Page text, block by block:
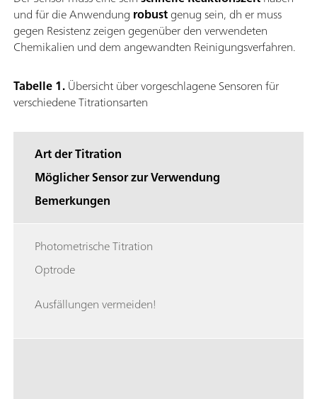
und für die Anwendung robustgenug sein, dh er muss
gegen Resistenz zeigen gegenüber den verwendeten
Chemikalien und dem angewandten Reinigungsverfahren.
Tabelle 1.Übersicht über vorgeschlagene Sensoren für
verschiedene Titrationsarten
Art der Titration
Möglicher Sensor zur Verwendung
Bemerkungen
Photometrische Titration
Optrode
Ausfällungen vermeiden!